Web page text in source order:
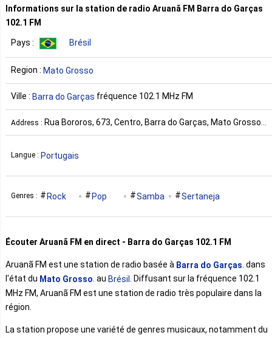
Informations sur la station de radio Aruanã FM Barra do Garças
102.1 FM
Pays : Brésil
Region : Mato Grosso
Ville : Barra do Garças fréquence 102.1 MHz FM
Address : Rua Bororos, 673, Centro, Barra do Garças, Mato Grosso,
Brasil Brésil
Langue : Portugais
Genres : Rock Pop Samba Sertaneja
Écouter Aruanã FM en direct - Barra do Garças 102.1 FM
Aruanã FM est une station de radio basée à Barra do Garças . dans
l'état du Mato Grosso. au Brésil . Diffusant sur la fréquence 102.1
MHz FM, Aruanã FM est une station de radio très populaire dans la
région.
La station propose une variété de genres musicaux, notamment du